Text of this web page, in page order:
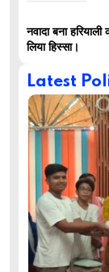
नवादा बना
लिया हिस्सा।
Latest